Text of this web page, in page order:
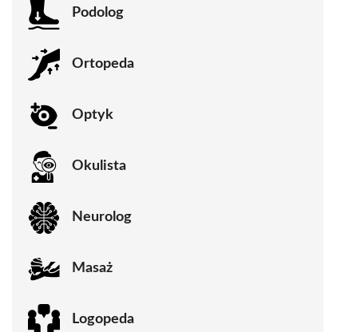
Podolog
Ortopeda
Optyk
Okulista
Neurolog
Masaż
Logopeda